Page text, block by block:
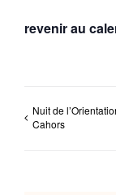
revenir au
Nuit de
Cahors